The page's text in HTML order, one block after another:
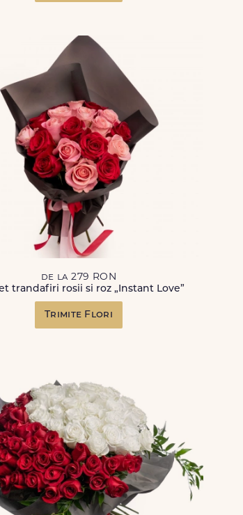
de la 279 RON
trandafiri rosii si roz „Instant Love”
Trimite Flori